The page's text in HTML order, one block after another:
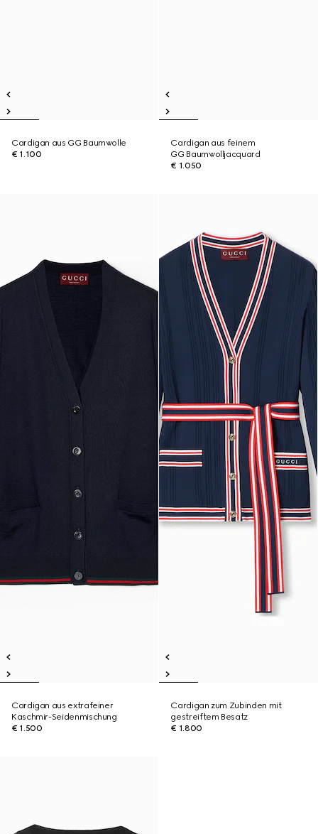
Cardigan aus GG Baumwolle
€ 1.100
Cardigan aus feinem
GG Baumwolljacquard
€ 1.050
Cardigan aus extrafeiner
Kaschmir-Seidenmischung
€ 1.500
Cardigan zum Zubinden mit
gestreiftem Besatz
€ 1.800